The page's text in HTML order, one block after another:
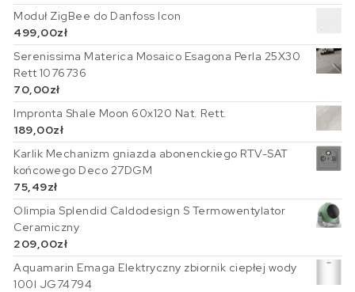
Moduł ZigBee do Danfoss Icon
499,00zł
Serenissima Materica Mosaico Esagona Perla 25X30
Rett 1076736
70,00zł
Impronta Shale Moon 60x120 Nat. Rett.
189,00zł
Karlik Mechanizm gniazda abonenckiego RTV-SAT
końcowego Deco 27DGM
75,49zł
Olimpia Splendid Caldodesign S Termowentylator
Ceramiczny
209,00zł
Aquamarin Emaga Elektryczny zbiornik ciepłej wody
100l JG74794